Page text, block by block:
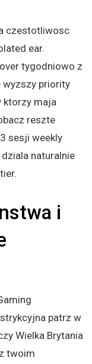
czestotliwosc
ear.
tygodniowo z
priority
ktorzy maja
reszte
sesji weekly
naturalnie
i
patrz w
Wielka Brytania
twoim